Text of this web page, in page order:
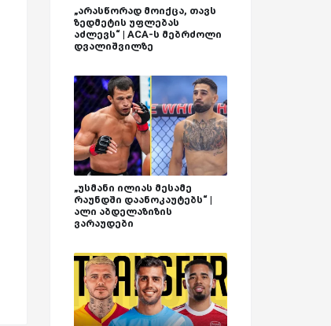
„არასწორად მოიქცა, თავს
ზედმეტის უფლებას
აძლევს“ | ACA-ს მებრძოლი
დვალიშვილზე
„უსმანი ილიას მესამე
რაუნდში დაანოკაუტებს“ |
ალი აბდელაზიზის
ვარაუდები